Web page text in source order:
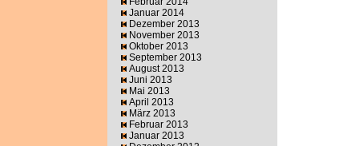
Januar 2014
Dezember 2013
November 2013
Oktober 2013
September 2013
August 2013
Juni 2013
Mai 2013
April 2013
März 2013
Februar 2013
Januar 2013